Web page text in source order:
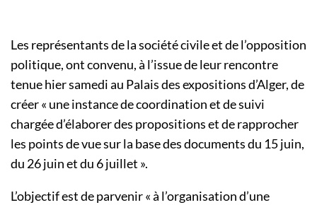
Les représentants de la société civile et de l’opposition
politique, ont convenu, à l’issue de leur rencontre
tenue hier samedi au Palais des expositions d’Alger, de
créer « une instance de coordination et de suivi
chargée d’élaborer des propositions et de rapprocher
les points de vue sur la base des documents du 15 juin,
du 26 juin et du 6 juillet ».
L’objectif est de parvenir « à l’organisation d’une